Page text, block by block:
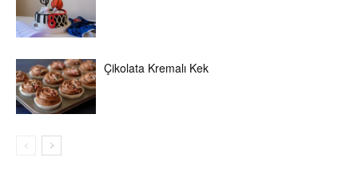
Çikolata Kremalı Kek